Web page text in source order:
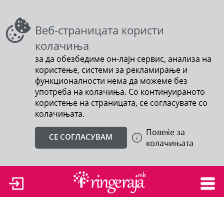
Веб-страницата користи
колачиња
за да обезбедиме он-лајн сервис, анализа на
користење, системи за рекламирање и
функционалности нема да можеме без
употреба на колачиња. Со континуираното
користење на страницата, се согласувате со
колачињата.
СЕ СОГЛАСУВАМ
Повеќе за
колачињата